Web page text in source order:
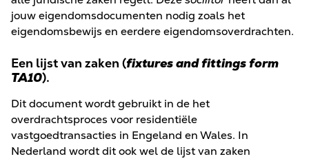
jouw eigendomsdocumenten nodig zoals het
eigendomsbewijs en eerdere eigendomsoverdrachten.
Een lijst van zaken (fixtures and fittings form
TA10).
Dit document wordt gebruikt in de het
overdrachtsproces voor residentiële
vastgoedtransacties in Engeland en Wales. In
Nederland wordt dit ook wel de lijst van zaken